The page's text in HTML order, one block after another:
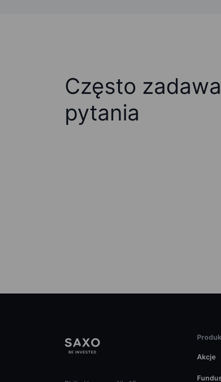
Często
pytania
Akcje